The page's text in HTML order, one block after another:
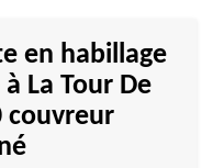
en habillage
La Tour De
couvreur